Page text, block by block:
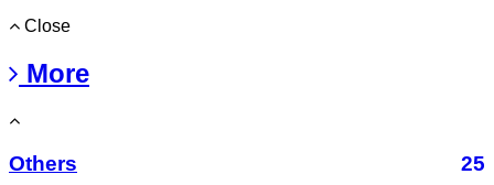
Close
More
Others 25